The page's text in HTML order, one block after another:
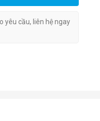
yêu cầu, liên hệ ngay